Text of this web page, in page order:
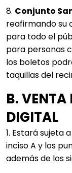
8. Conjunto
reafirmando su
para todo el
para personas
los boletos
taquillas del
B. VENTA
DIGITAL
1. Estará sujeta
inciso A y los
además de los